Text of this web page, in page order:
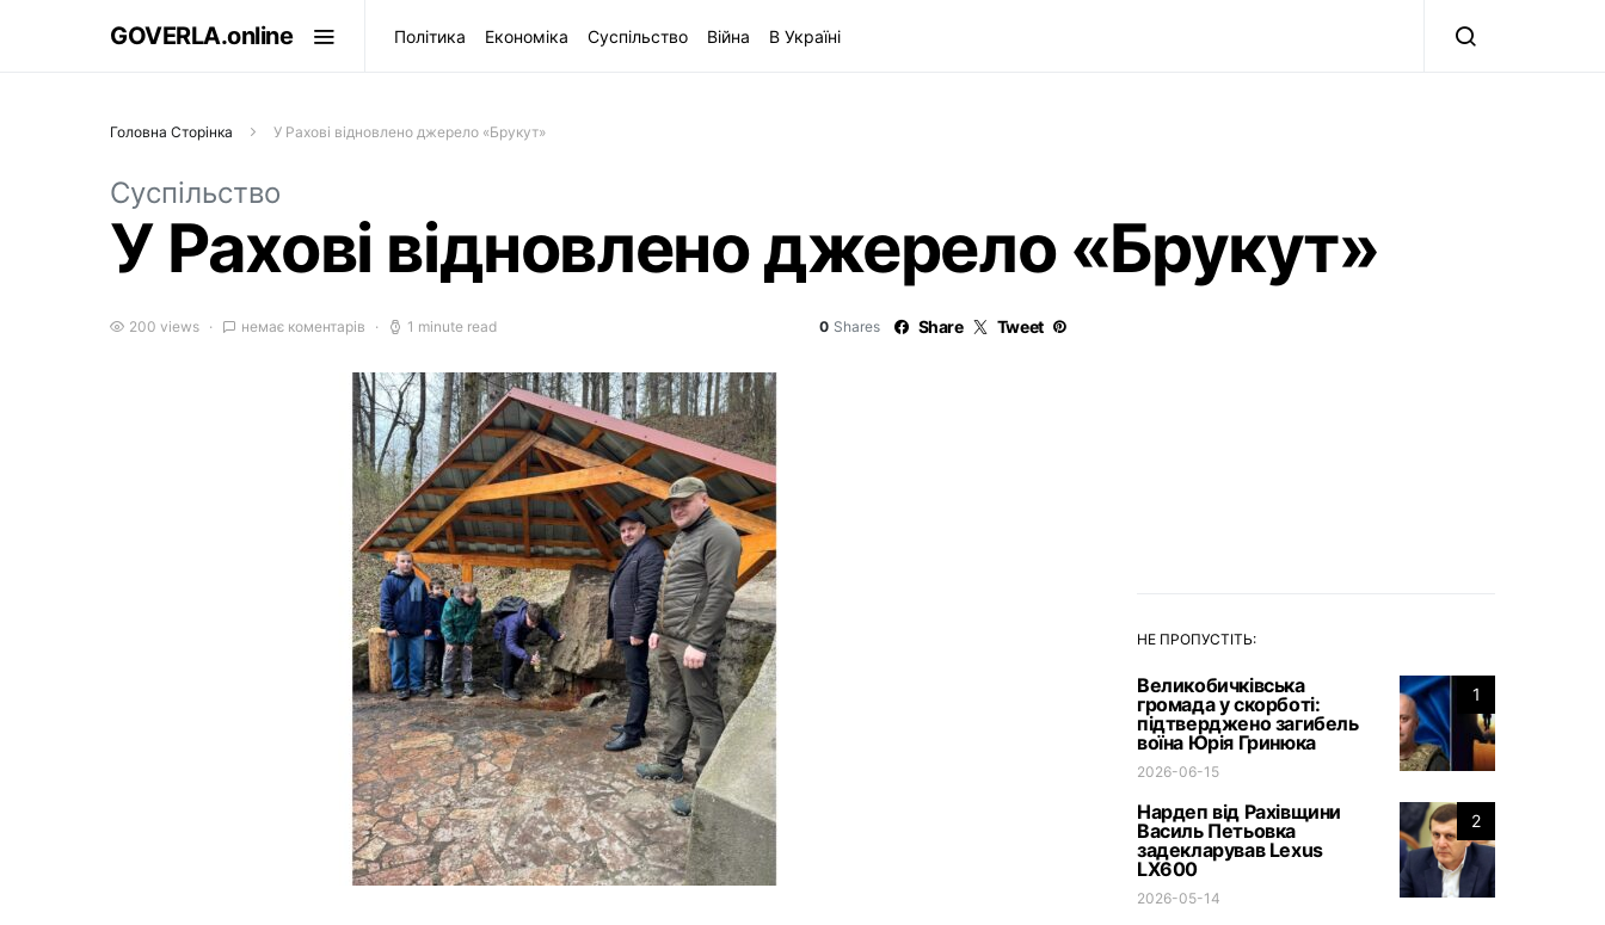
GOVERLA.online Політика Економіка Суспільство Війна В Україні
Головна Сторінка У Рахові відновлено джерело «Брукут»
Суспільство
У Рахові відновлено джерело «Брукут»
200 views немає коментарів 1 minute read 0 Shares Share Tweet
НЕ ПРОПУСТІТЬ:
1
Великобичківська
громада у скорботі:
підтверджено загибель
воїна Юрія Гринюка
2026-06-15
2
Нардеп від Рахівщини
Василь Петьовка
задекларував Lexus
LX600
2026-05-14